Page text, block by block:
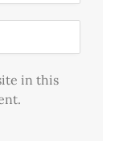
in this